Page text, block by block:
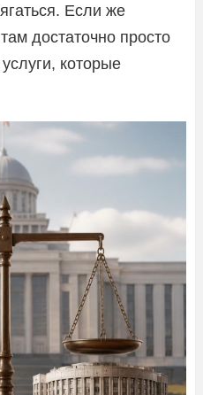
Если же
достаточно просто
которые